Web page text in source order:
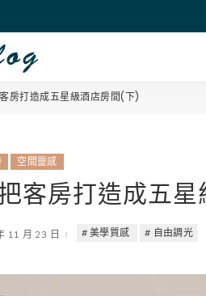
房打造成五星級酒店房間(下)
空間靈感
客房打造成五
11 月 23 日 美學質感 自由調光